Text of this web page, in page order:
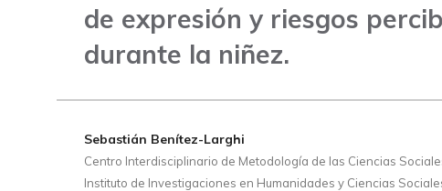
de expresión y riesgos
durante la niñez.
Sebastián Benítez-Larghi
Centro Interdisciplinario de Metodología de las Ciencias
Instituto de Investigaciones en Humanidades y Ciencias